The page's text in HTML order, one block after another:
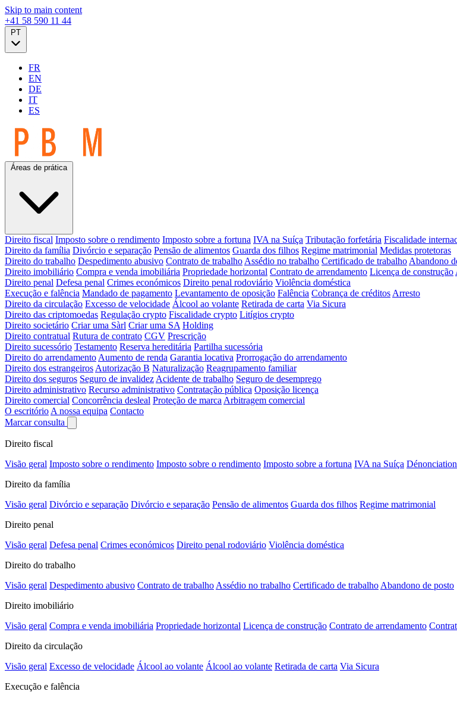
Skip to main content
+41 58 590 11 44
FR
EN
DE
IT
ES
Áreas de prática
Direito fiscal Imposto sobre o rendimento Imposto sobre a fortuna IVA na Suíça Tributação forfetária Fiscalidade
Direito da família Divórcio e separação Pensão de alimentos Guarda dos filhos Regime matrimonial Medidas protetoras
Direito do trabalho Despedimento abusivo Contrato de trabalho Assédio no trabalho Certificado de trabalho Abandono
Direito imobiliário Compra e venda imobiliária Propriedade horizontal Contrato de arrendamento Licença de construção
Direito penal Defesa penal Crimes económicos Direito penal rodoviário Violência doméstica
Execução e falência Mandado de pagamento Levantamento de oposição Falência Cobrança de créditos Arresto
Direito da circulação Excesso de velocidade Álcool ao volante Retirada de carta Via Sicura
Direito das criptomoedas Regulação crypto Fiscalidade crypto Litígios crypto
Direito societário Criar uma Sàrl Criar uma SA Holding
Direito contratual Rutura de contrato CGV Prescrição
Direito sucessório Testamento Reserva hereditária Partilha sucessória
Direito do arrendamento Aumento de renda Garantia locativa Prorrogação do arrendamento
Direito dos estrangeiros Autorização B Naturalização Reagrupamento familiar
Direito dos seguros Seguro de invalidez Acidente de trabalho Seguro de desemprego
Direito administrativo Recurso administrativo Contratação pública Oposição licença
Direito comercial Concorrência desleal Proteção de marca Arbitragem comercial
O escritório A nossa equipa Contacto
Marcar consulta
Direito fiscal
Visão geral Imposto sobre o rendimento Imposto sobre o rendimento Imposto sobre a fortuna IVA na Suíça
Direito da família
Visão geral Divórcio e separação Divórcio e separação Pensão de alimentos Guarda dos filhos Regime matrimonial
Direito penal
Visão geral Defesa penal Crimes económicos Direito penal rodoviário Violência doméstica
Direito do trabalho
Visão geral Despedimento abusivo Contrato de trabalho Assédio no trabalho Certificado de trabalho Abandono de posto
Direito imobiliário
Visão geral Compra e venda imobiliária Propriedade horizontal Licença de construção Contrato de arrendamento
Direito da circulação
Visão geral Excesso de velocidade Álcool ao volante Álcool ao volante Retirada de carta Via Sicura
Execução e falência